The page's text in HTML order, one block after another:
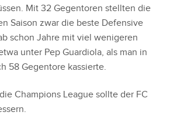
Mit 32 Gegentoren stellten die
Saison zwar die beste Defensive
schon Jahre mit viel wenigeren
unter Pep Guardiola, als man in
58 Gegentore kassierte.
Champions League sollte der FC